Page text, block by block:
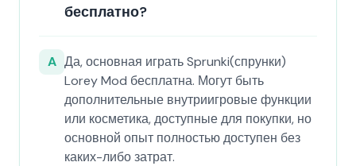
бесплатно?
A Да, основная играть Sprunki(спрунки)
Lorey Mod бесплатна. Могут быть
дополнительные внутриигровые функции
или косметика, доступные для покупки, но
основной опыт полностью доступен без
каких-либо затрат.